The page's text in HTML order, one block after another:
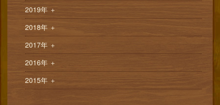
2019年 ＋
2018年 ＋
2017年 ＋
2016年 ＋
2015年 ＋